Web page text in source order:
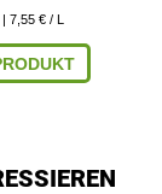
| 7,55 € / L